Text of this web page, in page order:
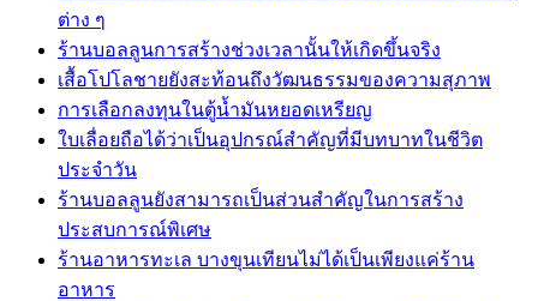
ต่าง ๆ
ร้านบอลลูนการสร้างช่วงเวลานั้นให้เกิดขึ้นจริง
เสื้อโปโลชายยังสะท้อนถึงวัฒนธรรมของความสุภาพ
การเลือกลงทุนในตู้น้ำมันหยอดเหรียญ
ใบเลื่อยถือได้ว่าเป็นอุปกรณ์สำคัญที่มีบทบาทในชีวิต
ประจำวัน
ร้านบอลลูนยังสามารถเป็นส่วนสำคัญในการสร้าง
ประสบการณ์พิเศษ
ร้านอาหารทะเล บางขุนเทียนไม่ได้เป็นเพียงแค่ร้าน
อาหาร